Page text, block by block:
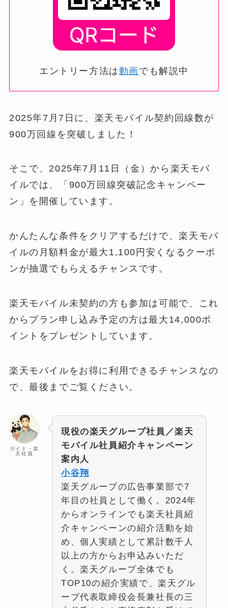
エントリー方法は動画 でも解説中
2025年7月7日に、楽天モバイル契約回線数が
900万回線を突破しました！
そこで、2025年7月11日（金）から楽天モバ
イルでは、「900万回線突破記念キャンペー
ン」を開催しています。
かんたんな条件をクリアするだけで、楽天モバ
イルの月額料金が最大1,100円安くなるクーポ
ンが抽選でもらえるチャンスです。
楽天モバイル未契約の方も参加は可能で、これ
からプラン申し込み予定の方は最大14,000ポ
イントをプレゼントしています。
楽天モバイルをお得に利用できるチャンスなの
で、最後までご覧ください。
ガイド・楽
天社員
現役の楽天グループ社員／楽天
モバイル社員紹介キャンペーン
案内人
小谷翔
楽天グループの広告事業部で7
年目の社員として働く。2024年
からオンラインでも楽天社員紹
介キャンペーンの紹介活動を始
め、個人実績として累計数千人
以上の方からお申込みいただ
く。楽天グループ全体でも
TOP10の紹介実績で、楽天グル
ープ代表取締役会長兼社長の三